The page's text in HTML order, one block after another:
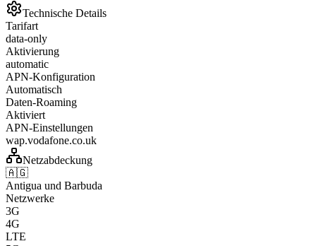
Technische Details
Tarifart
data-only
Aktivierung
automatic
APN-Konfiguration
Automatisch
Daten-Roaming
Aktiviert
APN-Einstellungen
wap.vodafone.co.uk
Netzabdeckung
🇦🇬
Antigua und Barbuda
Netzwerke
3G
4G
LTE